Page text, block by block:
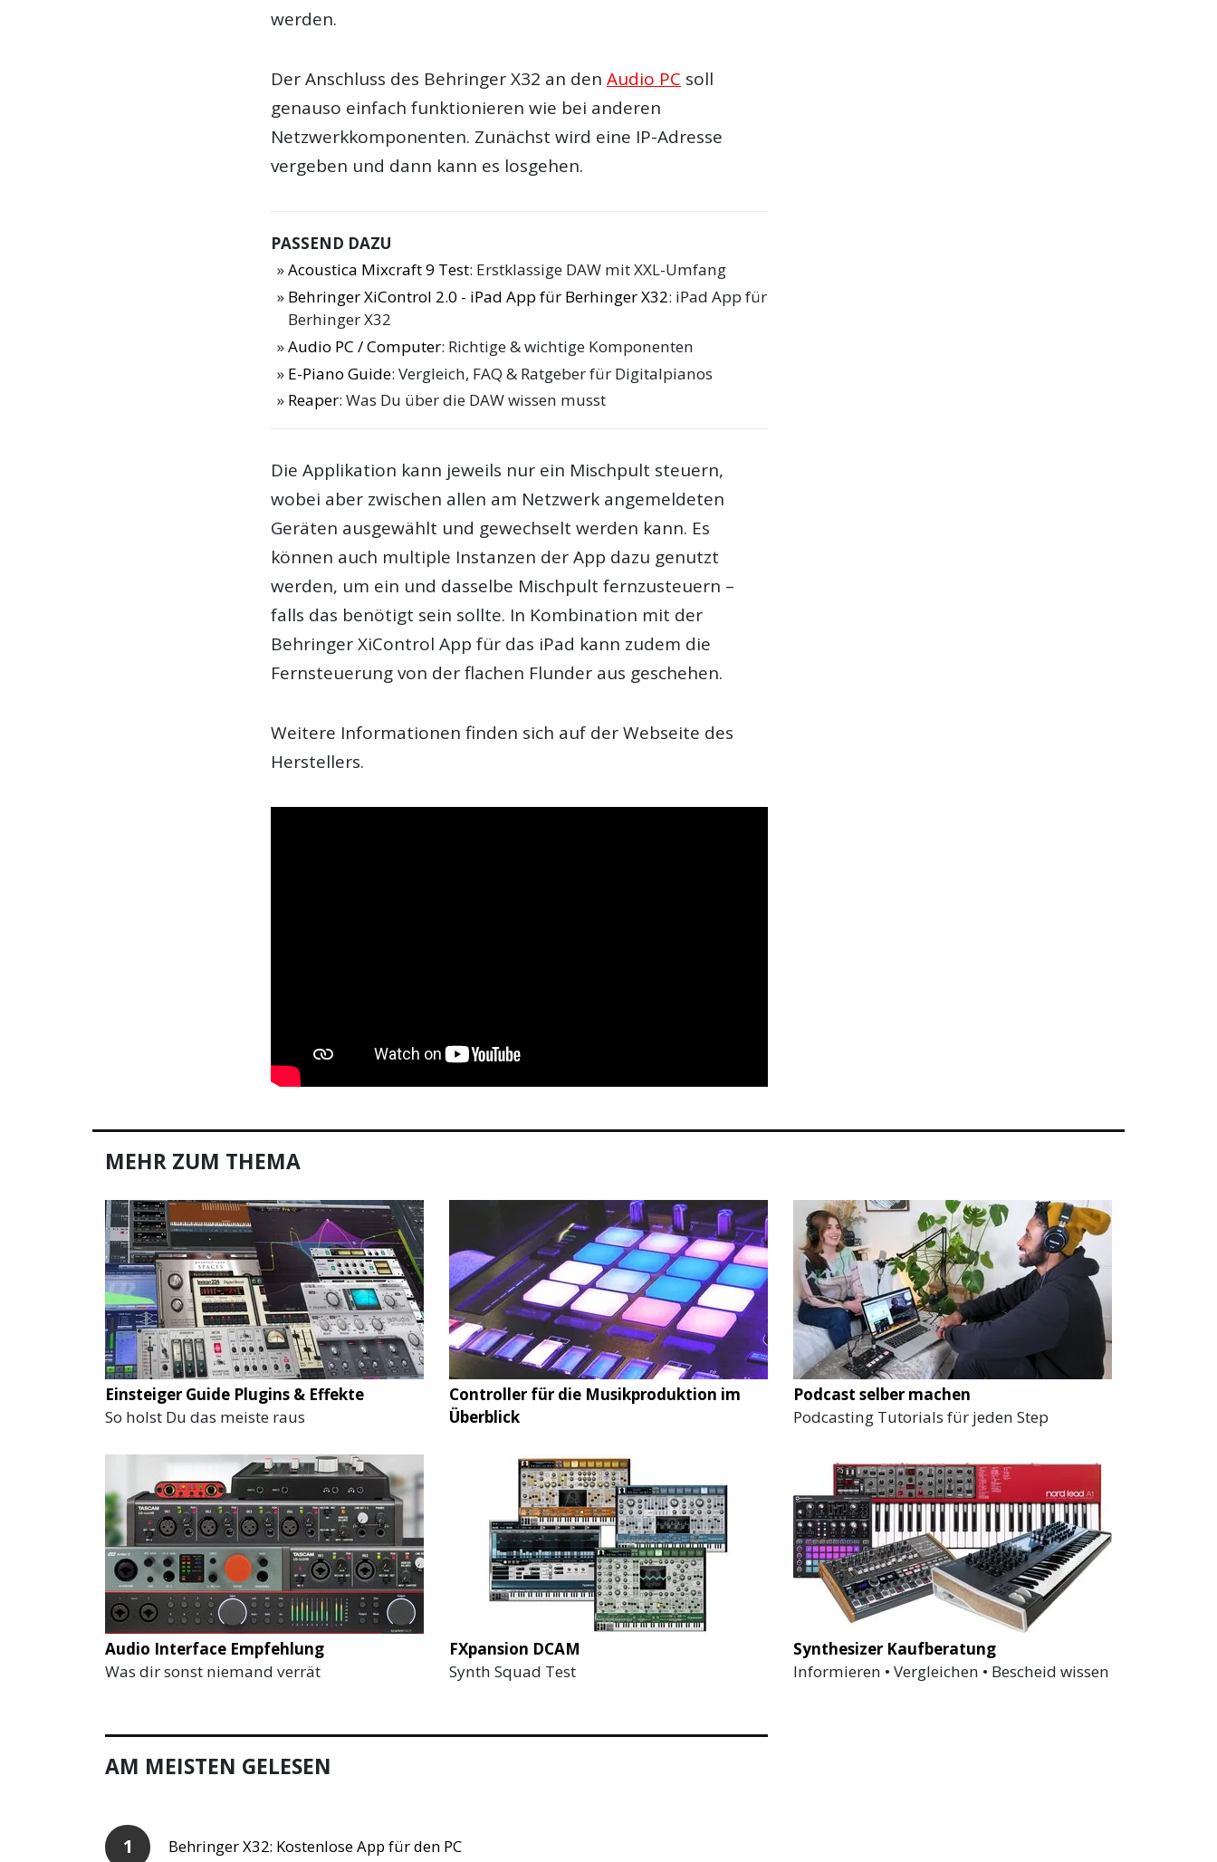
werden.
Der Anschluss des Behringer X32 an denAudio PC soll
genauso einfach funktionieren wie bei anderen
Netzwerkkomponenten. Zunächst wird eine IP-Adresse
vergeben und dann kann es losgehen.
PASSEND DAZU
Acoustica Mixcraft 9 Test: Erstklassige DAW mit XXL-Umfang
Behringer XiControl 2.0 - iPad App für Berhinger X32: iPad App für
Berhinger X32
Audio PC / Computer: Richtige & wichtige Komponenten
E-Piano Guide: Vergleich, FAQ & Ratgeber für Digitalpianos
Reaper: Was Du über die DAW wissen musst
Die Applikation kann jeweils nur ein Mischpult steuern,
wobei aber zwischen allen am Netzwerk angemeldeten
Geräten ausgewählt und gewechselt werden kann. Es
können auch multiple Instanzen der App dazu genutzt
werden, um ein und dasselbe Mischpult fernzusteuern –
falls das benötigt sein sollte. In Kombination mit der
Behringer XiControl App für das iPad kann zudem die
Fernsteuerung von der flachen Flunder aus geschehen.
Weitere Informationen finden sich auf der Webseite des
Herstellers.
MEHR ZUM THEMA
Einsteiger Guide Plugins & Effekte
So holst Du das meiste raus
Controller für die Musikproduktion im
Überblick
Podcast selber machen
Podcasting Tutorials für jeden Step
Audio Interface Empfehlung
Was dir sonst niemand verrät
FXpansion DCAM
Synth Squad Test
Synthesizer Kaufberatung
Informieren • Vergleichen • Bescheid wissen
AM MEISTEN GELESEN
Behringer X32: Kostenlose App für den PC